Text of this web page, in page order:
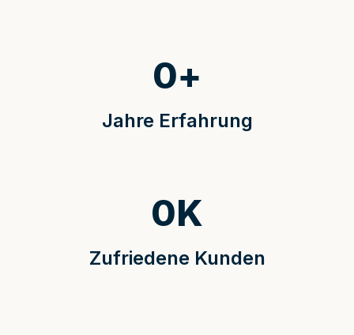
Jahre Erfahrung
0+
Zufriedene Kunden
0K